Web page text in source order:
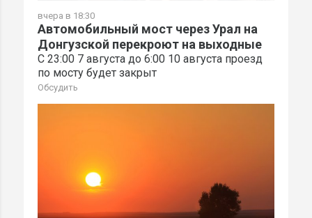
вчера в 18:30
Автомобильный мост через Урал на
Донгузской перекроют на выходные
С 23:00 7 августа до 6:00 10 августа проезд
по мосту будет закрыт
Обсудить